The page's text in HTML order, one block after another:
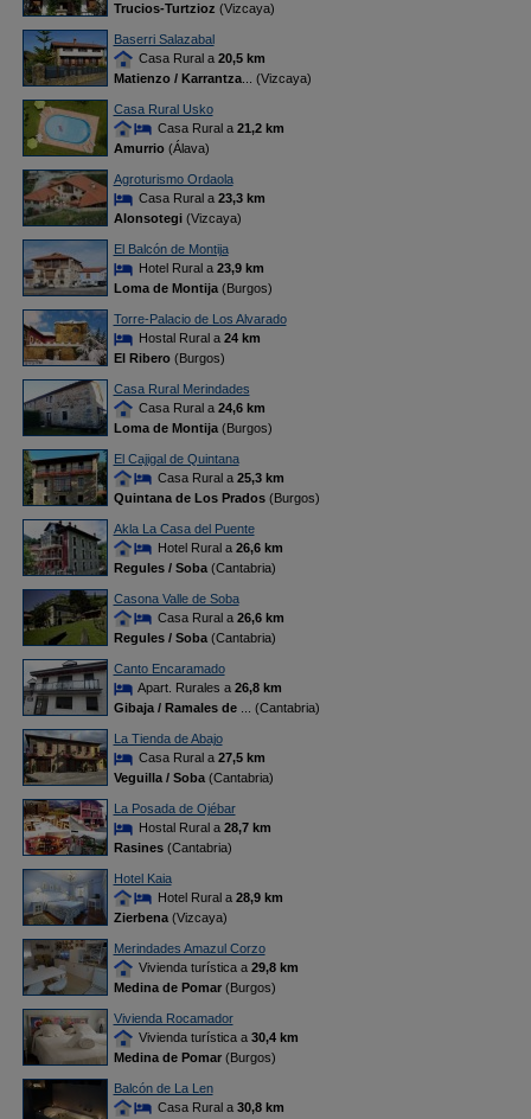
Trucios-Turtzioz (Vizcaya)
Baserri Salazabal
Casa Rural a 20,5 km
Matienzo / Karrantza... (Vizcaya)
Casa Rural Usko
Casa Rural a 21,2 km
Amurrio(Álava)
Agroturismo Ordaola
Casa Rural a 23,3 km
Alonsotegi(Vizcaya)
El Balcón de Montija
Hotel Rural a 23,9 km
Loma de Montija(Burgos)
Torre-Palacio de Los Alvarado
Hostal Rural a 24 km
El Ribero(Burgos)
Casa Rural Merindades
Casa Rural a 24,6 km
Loma de Montija(Burgos)
El Cajigal de Quintana
Casa Rural a 25,3 km
Quintana de Los Prados(Burgos)
Akla La Casa del Puente
Hotel Rural a 26,6 km
Regules / Soba(Cantabria)
Casona Valle de Soba
Casa Rural a 26,6 km
Regules / Soba(Cantabria)
Canto Encaramado
Apart. Rurales a 26,8 km
Gibaja / Ramales de
... (Cantabria)
La Tienda de Abajo
Casa Rural a 27,5 km
Veguilla / Soba(Cantabria)
La Posada de Ojébar
Hostal Rural a 28,7 km
Rasines(Cantabria)
Hotel Kaia
Hotel Rural a 28,9 km
Zierbena(Vizcaya)
Merindades Amazul Corzo
Vivienda turística a 29,8 km
Medina de Pomar(Burgos)
Vivienda Rocamador
Vivienda turística a 30,4 km
Medina de Pomar(Burgos)
Balcón de La Len
Casa Rural a 30,8 km